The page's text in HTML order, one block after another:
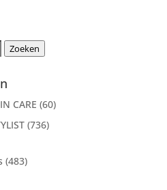
Zoeken
CARE (60)
(736)
(483)